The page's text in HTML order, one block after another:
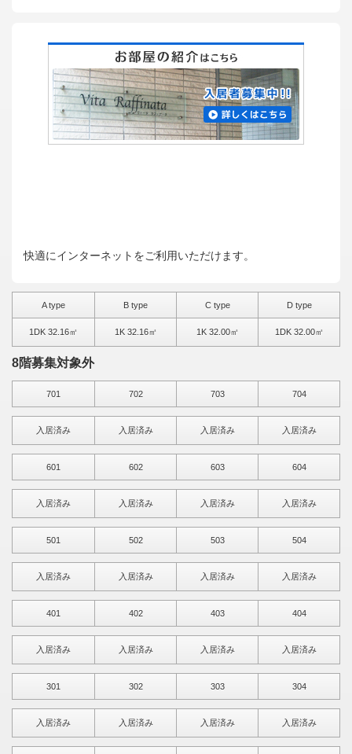
快適にインターネットをご利用いただけます。
A type B type C type D type
1DK 32.16㎡ 1K 32.16㎡ 1K 32.00㎡ 1DK 32.00㎡
8階募集対象外
701 702 703 704
入居済み 入居済み 入居済み 入居済み
601 602 603 604
入居済み 入居済み 入居済み 入居済み
501 502 503 504
入居済み 入居済み 入居済み 入居済み
401 402 403 404
入居済み 入居済み 入居済み 入居済み
301 302 303 304
入居済み 入居済み 入居済み 入居済み